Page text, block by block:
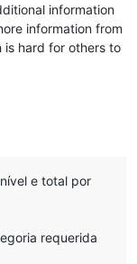
information
information from
is hard for others to
e total por
requerida